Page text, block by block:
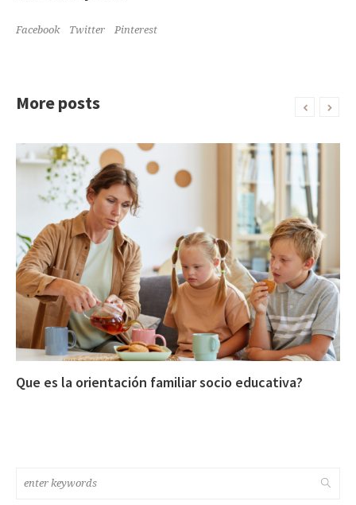
Facebook Twitter Pinterest
More posts
Que es la orientación familiar socio educativa?